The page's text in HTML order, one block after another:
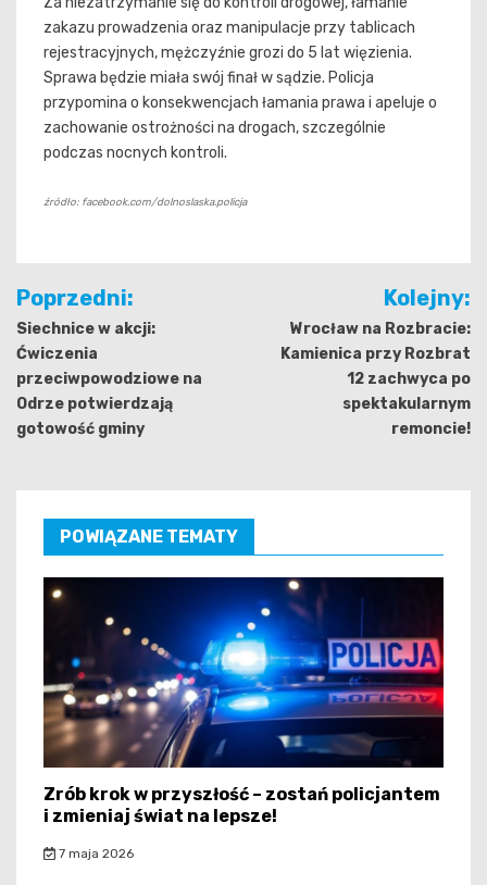
zakazu prowadzenia oraz manipulacje przy tablicach
rejestracyjnych, mężczyźnie grozi do 5 lat więzienia.
Sprawa będzie miała swój finał w sądzie. Policja
przypomina o konsekwencjach łamania prawa i apeluje o
zachowanie ostrożności na drogach, szczególnie
podczas nocnych kontroli.
źródło: facebook.com/dolnoslaska.policja
Nawigacja
wpisu
Poprzedni:
Siechnice w akcji:
Ćwiczenia
przeciwpowodziowe na
Odrze potwierdzają
gotowość gminy
Kolejny:
Wrocław na Rozbracie:
Kamienica przy Rozbrat
12 zachwyca po
spektakularnym
remoncie!
POWIĄZANE TEMATY
Zrób krok w przyszłość – zostań policjantem
i zmieniaj świat na lepsze!
7 maja 2026